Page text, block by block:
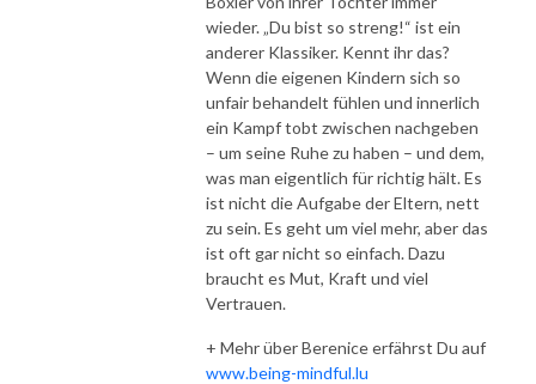
wieder. „Du bist so streng!“ ist ein
anderer Klassiker. Kennt ihr das?
Wenn die eigenen Kindern sich so
unfair behandelt fühlen und innerlich
ein Kampf tobt zwischen nachgeben
– um seine Ruhe zu haben – und dem,
was man eigentlich für richtig hält. Es
ist nicht die Aufgabe der Eltern, nett
zu sein. Es geht um viel mehr, aber das
ist oft gar nicht so einfach. Dazu
braucht es Mut, Kraft und viel
Vertrauen.
+ Mehr über Berenice erfährst Du auf
www.being-mindful.lu